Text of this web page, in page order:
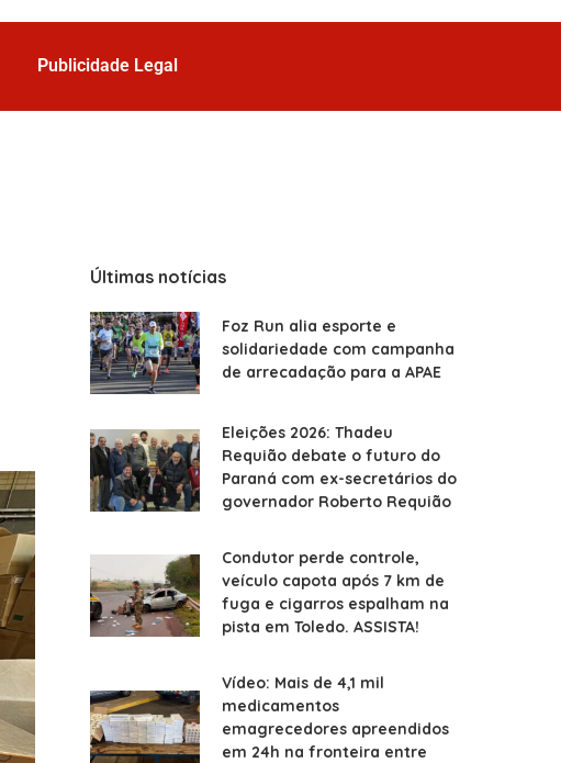
Publicidade Legal
Últimas notícias
Foz Run alia esporte e
solidariedade com campanha
de arrecadação para a APAE
Eleições 2026: Thadeu
Requião debate o futuro do
Paraná com ex-secretários do
governador Roberto Requião
Condutor perde controle,
veículo capota após 7 km de
fuga e cigarros espalham na
pista em Toledo. ASSISTA!
Vídeo: Mais de 4,1 mil
medicamentos
emagrecedores apreendidos
em 24h na fronteira entre